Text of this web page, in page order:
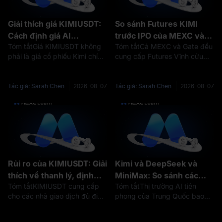
Giải thích giá KIMIUSDT:
Cách định giá AI
Moonshot ảnh hưởng
đến Futures KIMI trước
Tóm tắtGiá KIMIUSDT không
phải là giá cổ phiếu Kimi chính
đồng Futures Vĩnh cửu trước
MEXC. Giá của hợp đồng này
phản ánh kỳ v
Tác giả: Sarah Chen 2026-08-07
So sánh Futures KIMI
trước IPO của MEXC và
Gate: Phí, đòn bẩy và giới
hạn vị thế
Tóm tắtCả MEXC và Gate đều
cung cấp Futures Vĩnh cửu
Moonshot AI và Kimi.Tuy
được so sánh cho thấy sự
khác biệt quan tr
Tác giả: Sarah Chen 2026-08-07
Rủi ro của KIMIUSDT: Giải
thích về thanh lý, định
giá, phí Funding và sự bất
ổn của IPO Kimi
Tóm tắtKIMIUSDT cung cấp
cho các nhà giao dịch đủ điều
Kimi và DeepSeek và
MiniMax: So sánh các
công ty AI hàng đầu của
Trung Quốc trong năm
Tóm tắtThị trường AI tiên
phong của Trung Quốc bao